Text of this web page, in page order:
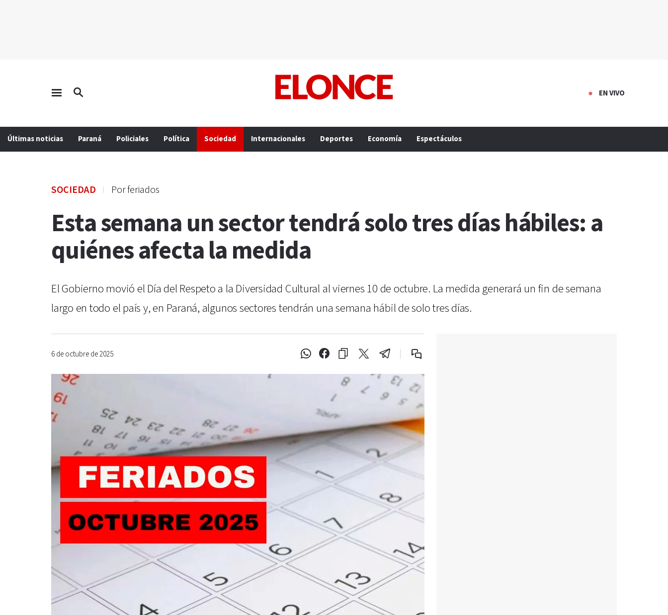
EN VIVO
Últimas noticias Paraná Policiales Política Sociedad Internacionales Deportes Economía Espectáculos
SOCIEDAD Por feriados
Esta semana un sector tendrá solo tres días hábiles: a
quiénes afecta la medida
El Gobierno movió el Día del Respeto a la Diversidad Cultural al viernes 10 de octubre. La medida generará un fin de semana
largo en todo el país y, en Paraná, algunos sectores tendrán una semana hábil de solo tres días.
6 de octubre de 2025